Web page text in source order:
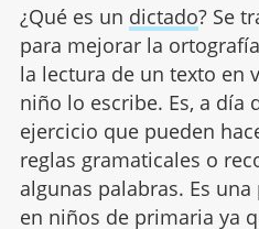
¿Qué es un dictado? Se
para mejorar la
la lectura de un texto en
niño lo escribe. Es, a día
ejercicio que pueden
reglas gramaticales o
algunas palabras. Es
en niños de primaria ya